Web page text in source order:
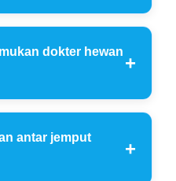
dokter hewan
antar jemput